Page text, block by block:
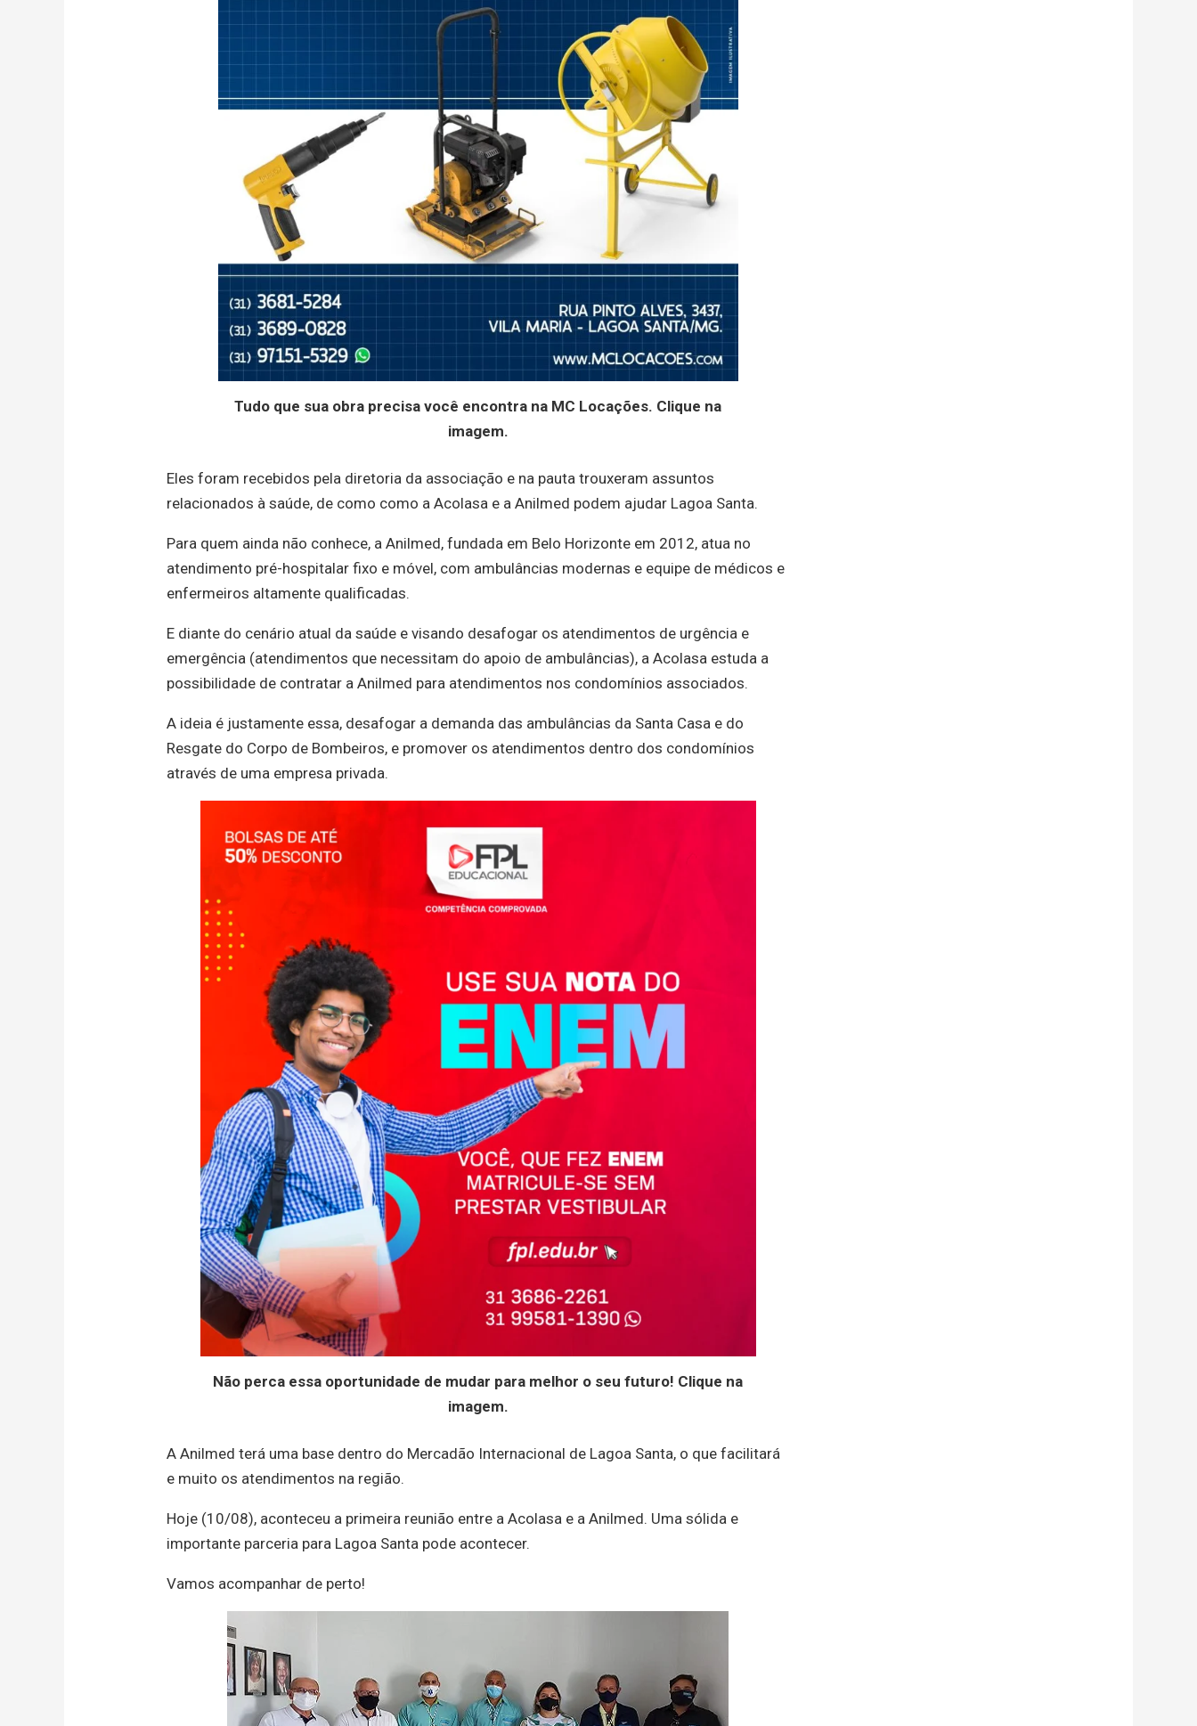
Tudo que sua obra precisa você encontra na MC Locações. Clique na
imagem.
Eles foram recebidos pela diretoria da associação e na pauta trouxeram assuntos
relacionados à saúde, de como como a Acolasa e a Anilmed podem ajudar Lagoa Santa.
Para quem ainda não conhece, a Anilmed, fundada em Belo Horizonte em 2012, atua no
atendimento pré-hospitalar fixo e móvel, com ambulâncias modernas e equipe de médicos e
enfermeiros altamente qualificadas.
E diante do cenário atual da saúde e visando desafogar os atendimentos de urgência e
emergência (atendimentos que necessitam do apoio de ambulâncias), a Acolasa estuda a
possibilidade de contratar a Anilmed para atendimentos nos condomínios associados.
A ideia é justamente essa, desafogar a demanda das ambulâncias da Santa Casa e do
Resgate do Corpo de Bombeiros, e promover os atendimentos dentro dos condomínios
através de uma empresa privada.
Não perca essa oportunidade de mudar para melhor o seu futuro! Clique na
imagem.
A Anilmed terá uma base dentro do Mercadão Internacional de Lagoa Santa, o que facilitará
e muito os atendimentos na região.
Hoje (10/08), aconteceu a primeira reunião entre a Acolasa e a Anilmed. Uma sólida e
importante parceria para Lagoa Santa pode acontecer.
Vamos acompanhar de perto!